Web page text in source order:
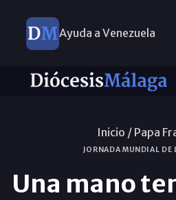
Ayuda a Venezuela
Inicio / Papa
JORNADA MUNDIAL DE
Una mano